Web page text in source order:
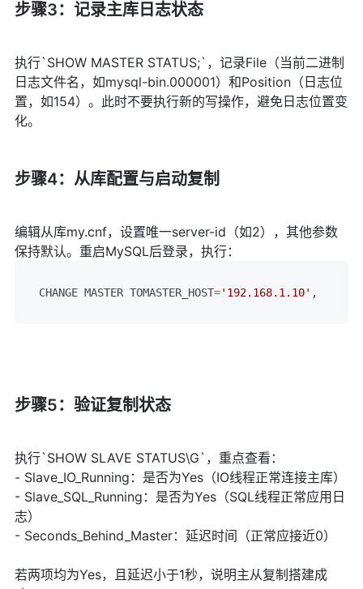
步骤3：记录主库日志状态
执行`SHOW MASTER STATUS;`，记录File（当前二进制
日志文件名，如mysql-bin.000001）和Position（日志位
置，如154）。此时不要执行新的写操作，避免日志位置变
化。
步骤4：从库配置与启动复制
编辑从库my.cnf，设置唯一server-id（如2），其他参数
保持默认。重启MySQL后登录，执行：
CHANGE MASTER TOMASTER_HOST='192.168.1.10' ,     # 主
步骤5：验证复制状态
执行`SHOW SLAVE STATUS\G`，重点查看：
- Slave_IO_Running：是否为Yes（IO线程正常连接主库）
- Slave_SQL_Running：是否为Yes（SQL线程正常应用日
志）
- Seconds_Behind_Master：延迟时间（正常应接近0）
若两项均为Yes，且延迟小于1秒，说明主从复制搭建成